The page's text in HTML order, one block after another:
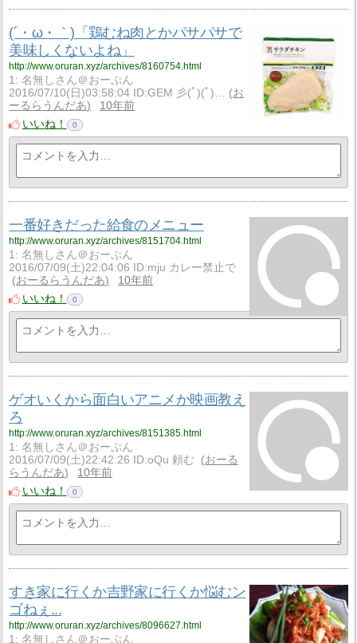
(´・ω・｀)「鶏むね肉とかパサパサで
美味しくないよね」
http://www.oruran.xyz/archives/8160754.html
1: 名無しさん＠おーぷん
2016/07/10(日)03:58:04 ID:GEM 彡(ﾟ)(ﾟ)…
お
ーるらうんだあ
10年前
いいね！
0
一番好きだった給食のメニュー
http://www.oruran.xyz/archives/8151704.html
1: 名無しさん＠おーぷん
2016/07/09(土)22:04:06 ID:mju カレー禁止で
おーるらうんだあ
10年前
いいね！
0
ゲオいくから面白いアニメか映画教え
ろ
http://www.oruran.xyz/archives/8151385.html
1: 名無しさん＠おーぷん
2016/07/09(土)22:42:26 ID:oQu 頼む
おーる
らうんだあ
10年前
いいね！
0
すき家に行くか吉野家に行くか悩むン
ゴねぇ...
http://www.oruran.xyz/archives/8096627.html
1: 名無しさん＠おーぷん